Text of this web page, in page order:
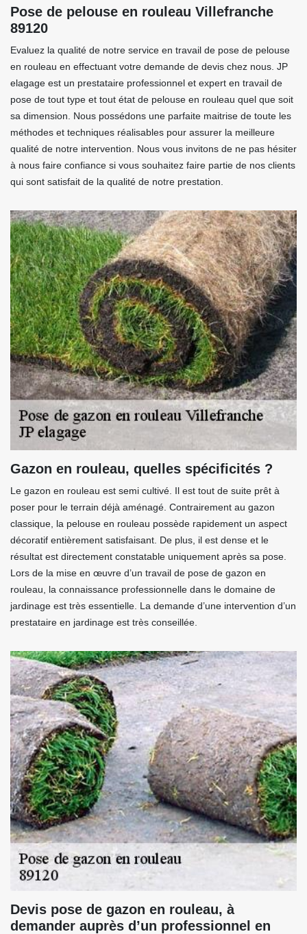
Pose de pelouse en rouleau Villefranche
89120
Evaluez la qualité de notre service en travail de pose de pelouse
en rouleau en effectuant votre demande de devis chez nous. JP
elagage est un prestataire professionnel et expert en travail de
pose de tout type et tout état de pelouse en rouleau quel que soit
sa dimension. Nous possédons une parfaite maitrise de toute les
méthodes et techniques réalisables pour assurer la meilleure
qualité de notre intervention. Nous vous invitons de ne pas hésiter
à nous faire confiance si vous souhaitez faire partie de nos clients
qui sont satisfait de la qualité de notre prestation.
Gazon en rouleau, quelles spécificités ?
Le gazon en rouleau est semi cultivé. Il est tout de suite prêt à
poser pour le terrain déjà aménagé. Contrairement au gazon
classique, la pelouse en rouleau possède rapidement un aspect
décoratif entièrement satisfaisant. De plus, il est dense et le
résultat est directement constatable uniquement après sa pose.
Lors de la mise en œuvre d’un travail de pose de gazon en
rouleau, la connaissance professionnelle dans le domaine de
jardinage est très essentielle. La demande d’une intervention d’un
prestataire en jardinage est très conseillée.
Devis pose de gazon en rouleau, à
demander auprès d’un professionnel en